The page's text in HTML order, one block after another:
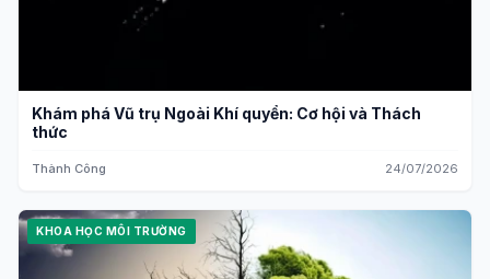
Khám phá Vũ trụ Ngoài Khí quyển: Cơ hội và Thách
thức
Thành Công 24/07/2026
KHOA HỌC MÔI TRƯỜNG